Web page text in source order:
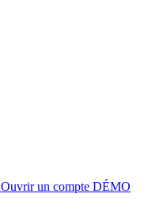
Ouvrir un compte DÉMO